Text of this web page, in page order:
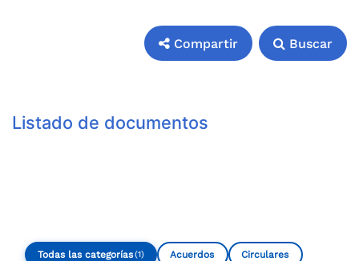
Compartir Buscar
Listado de documentos
Todas las categorías(1) Acuerdos Circulares